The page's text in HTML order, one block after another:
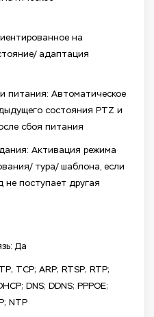
на
адаптация
питания: Автоматическое
состояния PTZ и
сбоя питания
Активация режима
тура/ шаблона, если
не поступает другая
Да
TCP; ARP; RTSP; RTP;
DNS; DDNS; PPPOE;
NTP